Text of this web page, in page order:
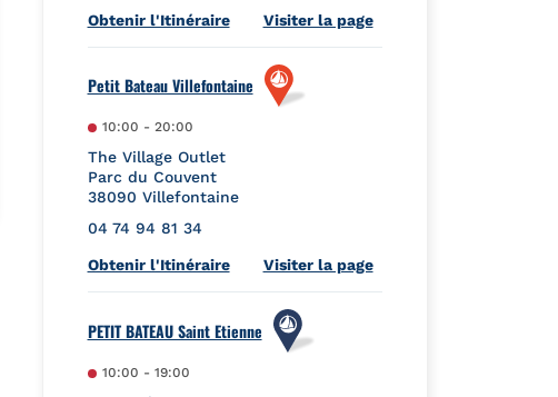
Obtenir l'ItinéraireLink Opens in New Tab
Visiter la page
Petit Bateau Villefontaine
10:00 - 20:00
The Village Outlet
Parc du Couvent
38090 Villefontaine
04 74 94 81 34
Obtenir l'ItinéraireLink Opens in New Tab
Visiter la page
PETIT BATEAU Saint Etienne
10:00 - 19:00